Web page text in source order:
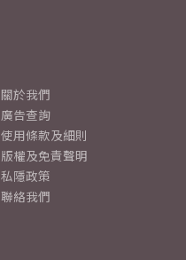
關於我們
廣告查詢
使用條款及細則
版權及免責聲明
私隱政策
聯絡我們